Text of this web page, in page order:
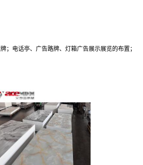
电话亭、广告路牌、灯箱广告展示展览的布置；